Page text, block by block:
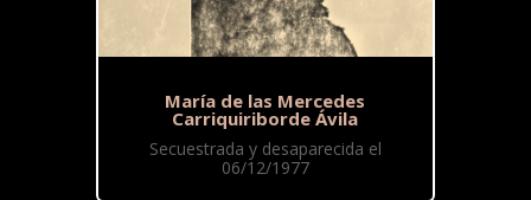
María de las Mercedes
Carriquiriborde Ávila
Secuestrada y desaparecida el
06/12/1977